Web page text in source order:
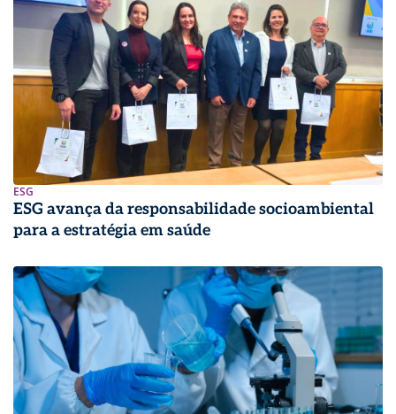
ESG
ESG avança da responsabilidade socioambiental
para a estratégia em saúde